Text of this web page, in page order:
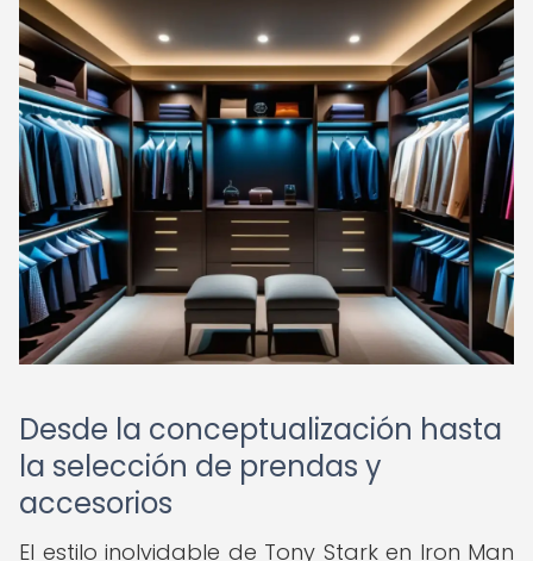
Desde la conceptualización hasta
la selección de prendas y
accesorios
El estilo inolvidable de Tony Stark en Iron Man